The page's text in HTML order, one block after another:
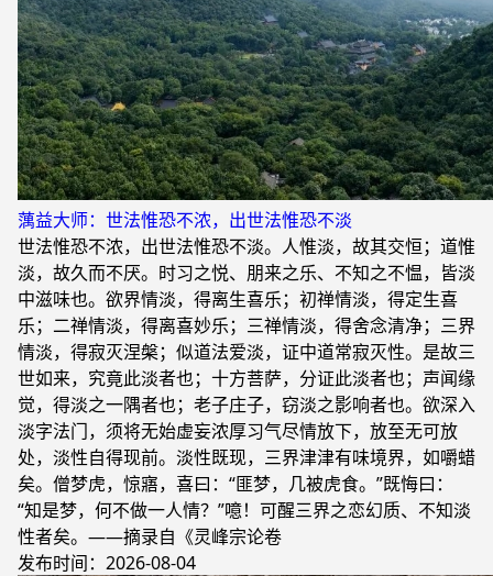
蕅益大师：世法惟恐不浓，出世法惟恐不淡
世法惟恐不浓，出世法惟恐不淡。人惟淡，故其交恒；道惟
淡，故久而不厌。时习之悦、朋来之乐、不知之不愠，皆淡
中滋味也。欲界情淡，得离生喜乐；初禅情淡，得定生喜
乐；二禅情淡，得离喜妙乐；三禅情淡，得舍念清净；三界
情淡，得寂灭涅槃；似道法爱淡，证中道常寂灭性。是故三
世如来，究竟此淡者也；十方菩萨，分证此淡者也；声闻缘
觉，得淡之一隅者也；老子庄子，窃淡之影响者也。欲深入
淡字法门，须将无始虚妄浓厚习气尽情放下，放至无可放
处，淡性自得现前。淡性既现，三界津津有味境界，如嚼蜡
矣。僧梦虎，惊寤，喜曰：“匪梦，几被虎食。”既悔曰：
“知是梦，何不做一人情？”噫！可醒三界之恋幻质、不知淡
性者矣。——摘录自《灵峰宗论卷
发布时间：2026-08-04